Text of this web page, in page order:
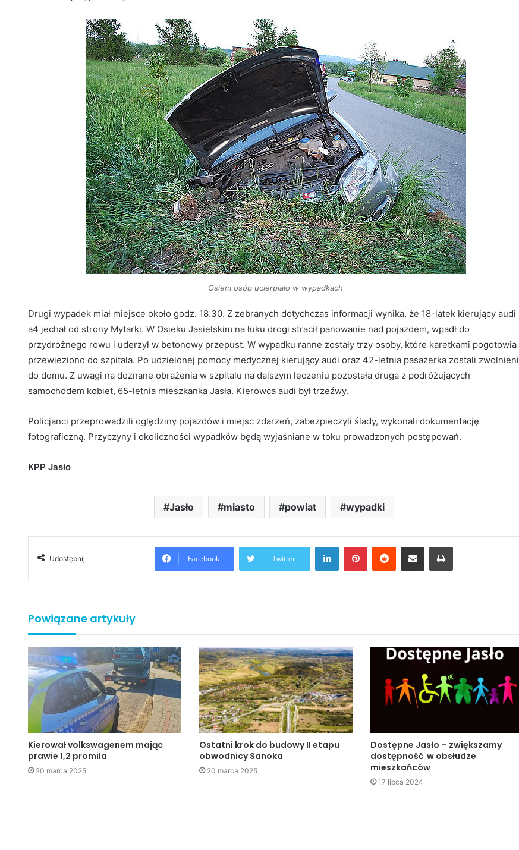
Osiem osób ucierpiało w wypadkach
Drugi wypadek miał miejsce około godz. 18.30. Z zebranych dotychczas informacji wynika, że 18-latek kierujący audi
a4 jechał od strony Mytarki. W Osieku Jasielskim na łuku drogi stracił panowanie nad pojazdem, wpadł do
przydrożnego rowu i uderzył w betonowy przepust. W wypadku ranne zostały trzy osoby, które karetkami pogotowia
przewieziono do szpitala. Po udzielonej pomocy medycznej kierujący audi oraz 42-letnia pasażerka zostali zwolnieni
do domu. Z uwagi na doznane obrażenia w szpitalu na dalszym leczeniu pozostała druga z podróżujących
samochodem kobiet, 65-letnia mieszkanka Jasła. Kierowca audi był trzeźwy.
Policjanci przeprowadzili oględziny pojazdów i miejsc zdarzeń, zabezpieczyli ślady, wykonali dokumentację
fotograficzną. Przyczyny i okoliczności wypadków będą wyjaśniane w toku prowadzonych postępowań.
KPP Jasło
Jasło miasto powiat wypadki
Udostępnij Facebook Twitter
LinkedIn
Powiązane artykuły
Kierował volkswagenem mając
prawie 1,2 promila
20 marca 2025
Ostatni krok do budowy II etapu
obwodnicy Sanoka
20 marca 2025
Dostępne Jasło – zwiększamy
dostępność w obsłudze
mieszkańców
17 lipca 2024